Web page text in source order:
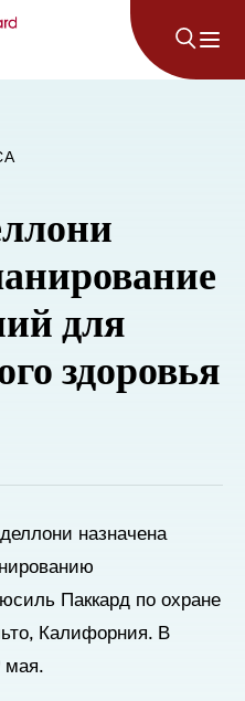
для
здоровья
назначена
Паккард по охране
Калифорния. В
мая.